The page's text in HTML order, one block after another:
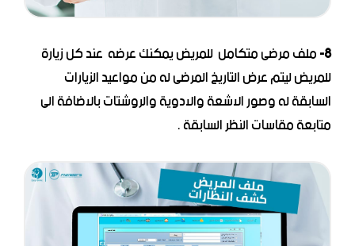
8- ملف مرضى متكامل للمريض يمكنك عرضه عند كل زيارة
للمريض ليتم عرض التاريخ المرضى له من مواعيد الزيارات
السابقة له وصور الاشعة والادوية والروشتات بالاضافة الى
متابعة مقاسات النظر السابقة .